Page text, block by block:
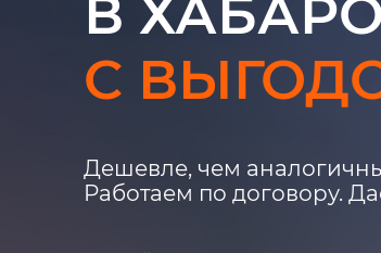
В
С
Дешевле, чем
Работаем по договору.